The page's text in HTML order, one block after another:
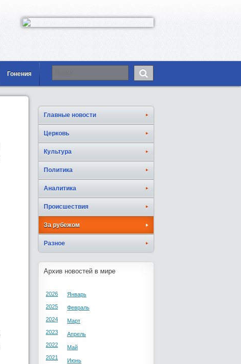
Гонения
Главные новости
Церковь
Культура
Политика
Аналитика
Происшествия
За рубежом
Разное
Архив новостей в мире
2026
2025
2024
2023
2022
2021
Январь
Февраль
Март
Апрель
Май
Июнь